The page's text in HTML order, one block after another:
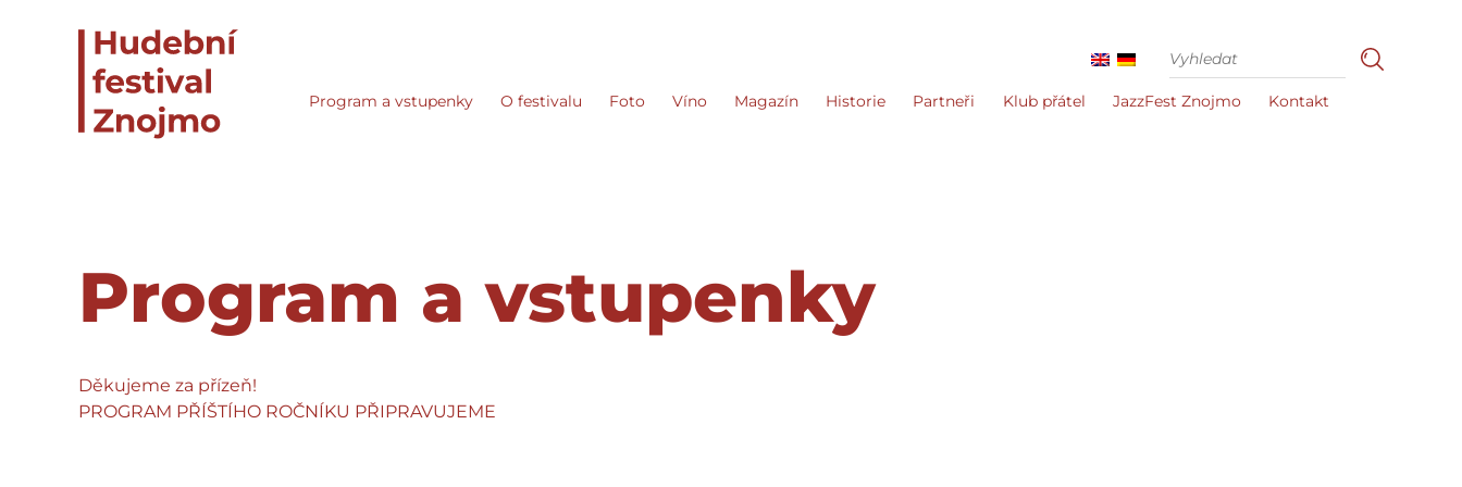
Program a vstupenky O festivalu Foto Víno Magazín Historie Partneři Klub přátel JazzFest Znojmo Kontakt
Program a vstupenky
Děkujeme za přízeň!
PROGRAM PŘÍŠTÍHO ROČNÍKU PŘIPRAVUJEME